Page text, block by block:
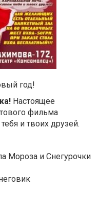
год!
Настоящее
фильма
и твоих друзей.
Мороза и Снегурочки